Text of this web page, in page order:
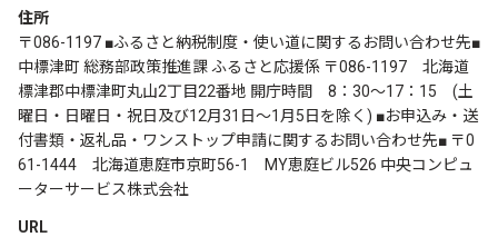
住所
〒086-1197 ■ふるさと納税制度・使い道に関するお問い合わせ先■
中標津町 総務部政策推進課 ふるさと応援係 〒086-1197 北海道
標津郡中標津町丸山2丁目22番地 開庁時間 8：30～17：15 (土
曜日・日曜日・祝日及び12月31日～1月5日を除く) ■お申込み・送
付書類・返礼品・ワンストップ申請に関するお問い合わせ先■ 〒0
61-1444 北海道恵庭市京町56-1 MY恵庭ビル526 中央コンピュ
ーターサービス株式会社
URL